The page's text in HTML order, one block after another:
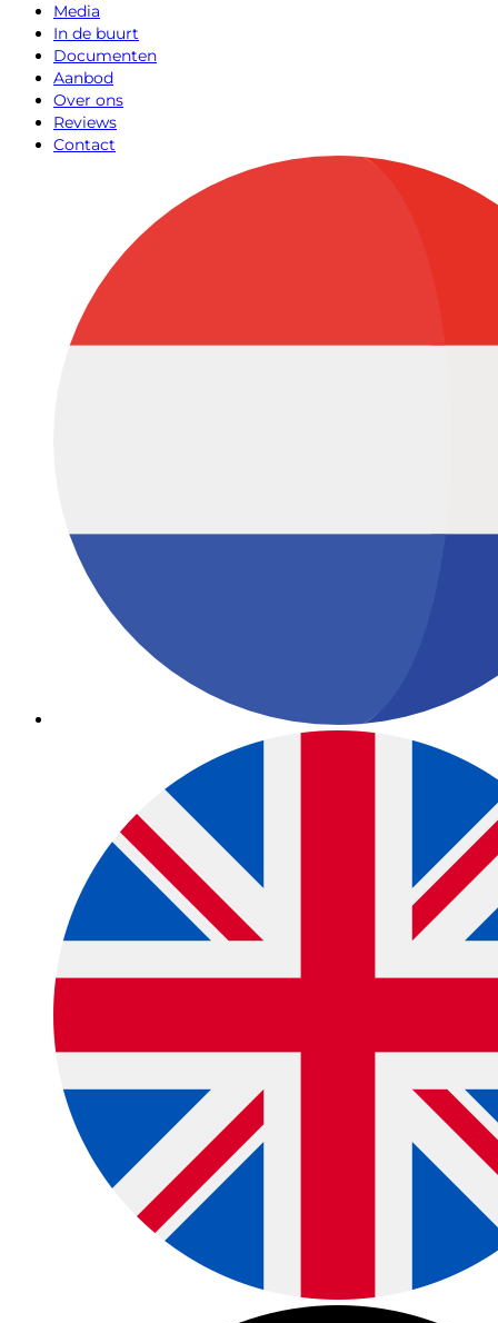
Media
In de buurt
Documenten
Aanbod
Over ons
Reviews
Contact